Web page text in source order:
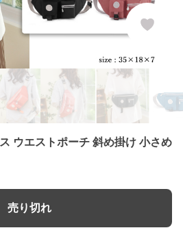
ウエストポーチ 斜め掛け 小さめ
売り切れ